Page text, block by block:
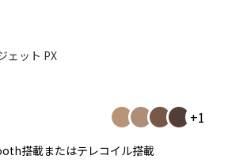
ェット PX
+1
搭載またはテレコイル搭載